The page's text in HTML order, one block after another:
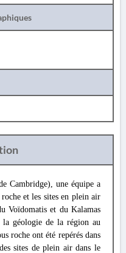
Cambridge), une équipe a
et les sites en plein air
Voïdomatis et du Kalamas
géologie de la région au
roche ont été repérés dans
sites de plein air dans le